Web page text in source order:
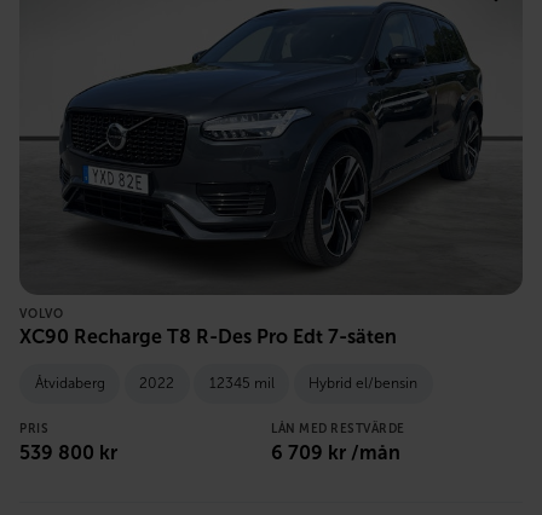
VOLVO
XC90 Recharge T8 R-Des Pro Edt 7-säten
Åtvidaberg 2022 12345 mil Hybrid el/bensin
PRIS
539 800 kr
LÅN MED RESTVÄRDE
6 709 kr /mån